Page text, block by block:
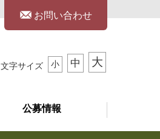
お問い合わせ
文字サイズ 小 中 大
公募情報